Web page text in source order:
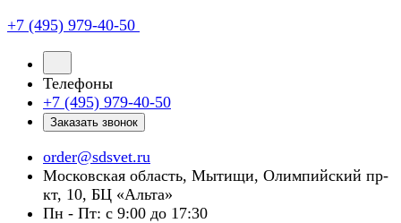
+7 (495) 979-40-50
Телефоны
+7 (495) 979-40-50
Заказать звонок
order@sdsvet.ru
Московская область, Мытищи, Олимпийский пр-
кт, 10, БЦ «Альта»
Пн - Пт: с 9:00 до 17:30